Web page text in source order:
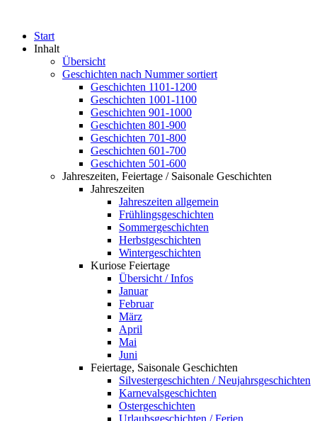
Start
Inhalt
Übersicht
Geschichten nach Nummer sortiert
Geschichten 1101-1200
Geschichten 1001-1100
Geschichten 901-1000
Geschichten 801-900
Geschichten 701-800
Geschichten 601-700
Geschichten 501-600
Jahreszeiten, Feiertage / Saisonale Geschichten
Jahreszeiten
Jahreszeiten allgemein
Frühlingsgeschichten
Sommergeschichten
Herbstgeschichten
Wintergeschichten
Kuriose Feiertage
Übersicht / Infos
Januar
Februar
März
April
Mai
Juni
Feiertage, Saisonale Geschichten
Silvestergeschichten / Neujahrsgeschichten
Karnevalsgeschichten
Ostergeschichten
Urlaubsgeschichten / Ferien